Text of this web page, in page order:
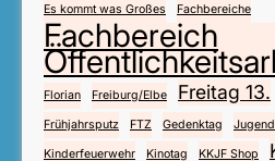
Es kommt was Großes Fachbereiche
Fachbereich
Florian Freiburg/Elbe Freitag 13.
Frühjahrsputz FTZ Gedenktag
Kinderfeuerwehr Kinotag KKJF Shop